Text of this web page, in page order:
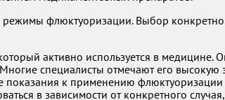
флюктуоризации. Выбор
активно используется в
специалисты отмечают его
к применению
в зависимости от конкретного